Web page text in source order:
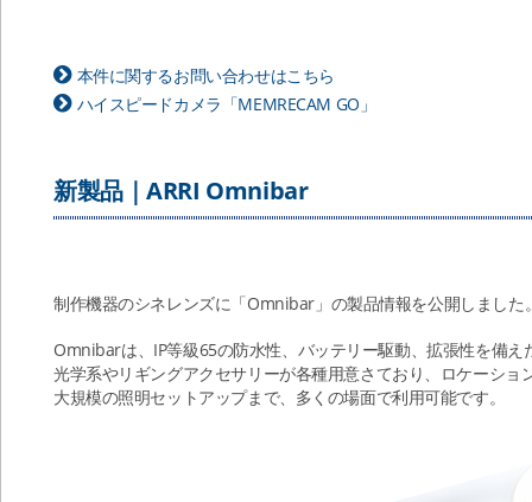
本件に関するお問い合わせはこちら
ハイスピードカメラ「MEMRECAM GO」
新製品｜ARRI Omnibar
制作機器のシネレンズに「Omnibar」の製品情報を公開しました
Omnibarは、IP等級65の防水性、バッテリー駆動、拡張性を備
光学系やリギングアクセサリーが各種用意さており、ロケーシ
大規模の照明セットアップまで、多くの場面で利用可能です。